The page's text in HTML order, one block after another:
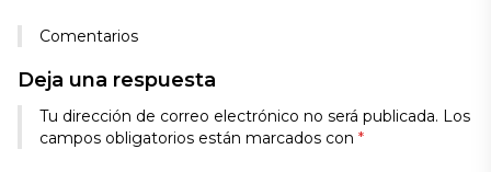
Comentarios
Deja una respuesta
Tu dirección de correo electrónico no será publicada. Los
campos obligatorios están marcados con *